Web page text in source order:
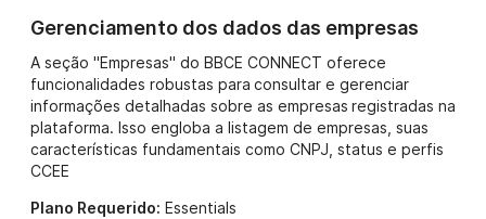
Gerenciamento dos dados das empresas
A seção "Empresas" do BBCE CONNECT oferece
funcionalidades robustas para consultar e gerenciar
informações detalhadas sobre as empresas registradas na
plataforma. Isso engloba a listagem de empresas, suas
características fundamentais como CNPJ, status e perfis
CCEE
Plano Requerido: Essentials